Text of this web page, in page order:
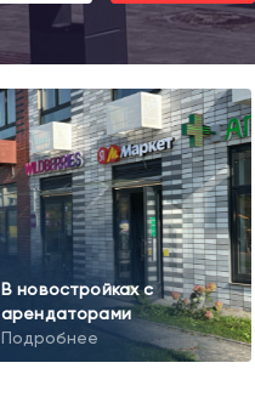
В новостройках с
арендаторами
Подробнее